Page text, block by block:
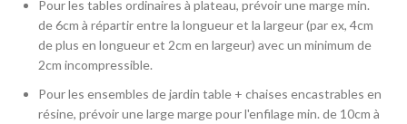
Pour les tables ordinaires à plateau, prévoir une marge min.
de 6cm à répartir entre la longueur et la largeur (par ex, 4cm
de plus en longueur et 2cm en largeur) avec un minimum de
2cm incompressible.
Pour les ensembles de jardin table + chaises encastrables en
résine, prévoir une large marge pour l'enfilage min. de 10cm à